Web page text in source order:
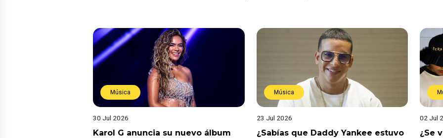
Música
30 Jul 2026
Karol G anuncia su nuevo álbum
Música
23 Jul 2026
¿Sabías que Daddy Yankee estuvo
02 Jul
¿Se